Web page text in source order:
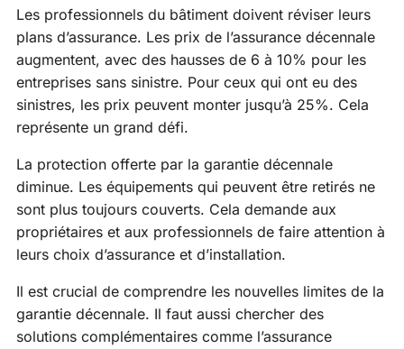
Les professionnels du bâtiment doivent réviser leurs
plans d’assurance. Les prix de l’assurance décennale
augmentent, avec des hausses de 6 à 10% pour les
entreprises sans sinistre. Pour ceux qui ont eu des
sinistres, les prix peuvent monter jusqu’à 25%. Cela
représente un grand défi.
La protection offerte par la garantie décennale
diminue. Les équipements qui peuvent être retirés ne
sont plus toujours couverts. Cela demande aux
propriétaires et aux professionnels de faire attention à
leurs choix d’assurance et d’installation.
Il est crucial de comprendre les nouvelles limites de la
garantie décennale. Il faut aussi chercher des
solutions complémentaires comme l’assurance